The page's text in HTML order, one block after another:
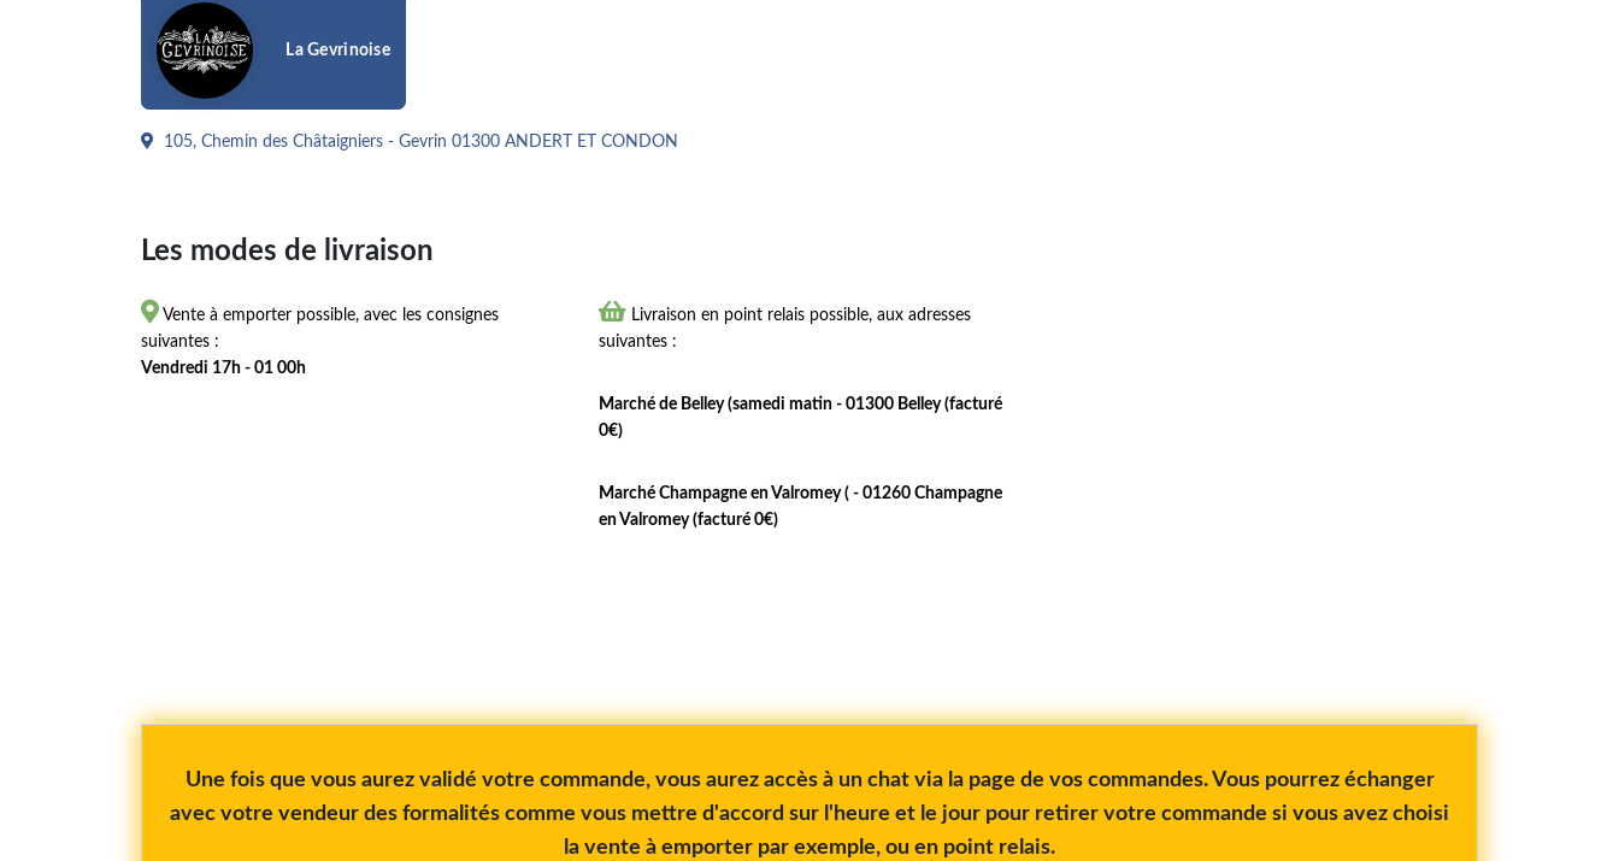
La Gevrinoise
105, Chemin des Châtaigniers - Gevrin 01300 ANDERT ET CONDON
Les modes de livraison
 Vente à emporter possible, avec les consignes
suivantes :
Vendredi 17h - 01 00h
 Livraison en point relais possible, aux adresses
suivantes :
Marché de Belley (samedi matin - 01300 Belley (facturé
0€)
Marché Champagne en Valromey ( - 01260 Champagne
en Valromey (facturé 0€)
Une fois que vous aurez validé votre commande, vous aurez accès à un chat via la page de vos commandes. Vous pourrez échanger
avec votre vendeur des formalités comme vous mettre d'accord sur l'heure et le jour pour retirer votre commande si vous avez choisi
la vente à emporter par exemple, ou en point relais.